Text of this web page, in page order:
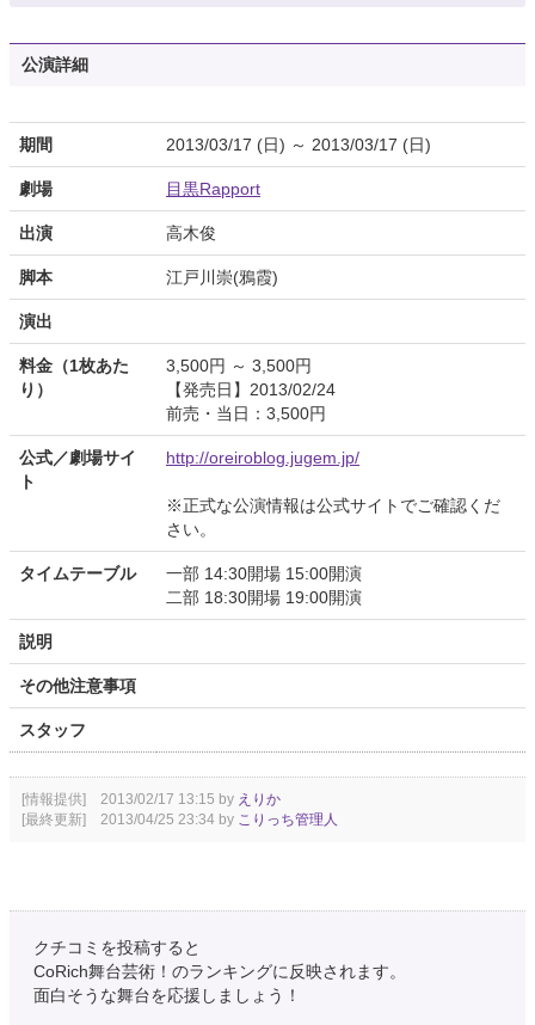
公演詳細
期間 2013/03/17 (日) ～ 2013/03/17 (日)
劇場 目黒Rapport
出演 高木俊
脚本 江戸川崇(鴉霞)
演出
料金（1枚あた
り）
3,500円 ～ 3,500円
【発売日】2013/02/24
前売・当日：3,500円
公式／劇場サイ
ト
http://oreiroblog.jugem.jp/
※正式な公演情報は公式サイトでご確認くだ
さい。
タイムテーブル
一部 14:30開場 15:00開演
二部 18:30開場 19:00開演
説明
その他注意事項
スタッフ
[情報提供] 2013/02/17 13:15 by えりか
[最終更新] 2013/04/25 23:34 by こりっち管理人
クチコミを投稿すると
CoRich舞台芸術！のランキングに反映されます。
面白そうな舞台を応援しましょう！